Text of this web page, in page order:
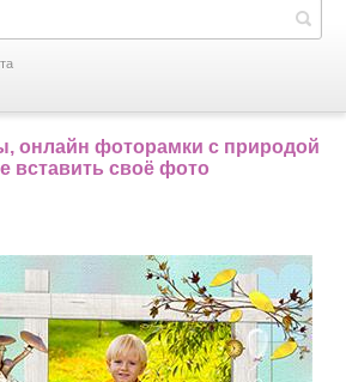
онлайн фоторамки с природой
вставить своё фото